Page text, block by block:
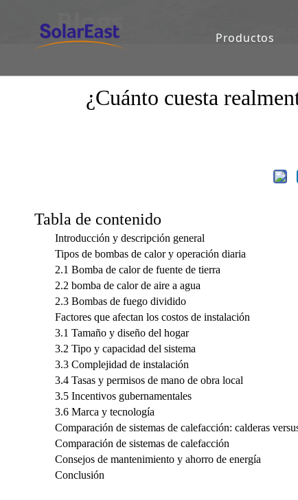
Productos
Blogs
¿Cuánto cuesta
Tabla de contenido
Introducción y descripción general
Tipos de bombas de calor y operación diaria
2.1 Bomba de calor de fuente de tierra
2.2 bomba de calor de aire a agua
2.3 Bombas de fuego dividido
Factores que afectan los costos de instalación
3.1 Tamaño y diseño del hogar
3.2 Tipo y capacidad del sistema
3.3 Complejidad de instalación
3.4 Tasas y permisos de mano de obra local
3.5 Incentivos gubernamentales
3.6 Marca y tecnología
Comparación de sistemas de calefacción: calderas
Comparación de sistemas de calefacción
Consejos de mantenimiento y ahorro de energía
Conclusión